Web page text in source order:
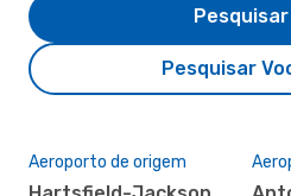
Pesquisar
Aeroporto de origem